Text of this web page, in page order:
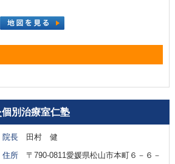
別治療室仁塾
院長田村 健
住所〒790-0811愛媛県松山市本町６－６－